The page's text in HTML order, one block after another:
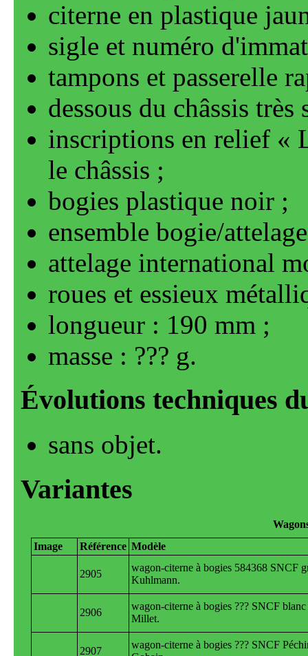
citerne en plastique
sigle et numéro
tampons et passerelle
dessous du châssis
inscriptions en relief
le châssis
bogies plastique noir
ensemble bogie/
attelage international
roues et essieux
longueur : 190 mm
masse : ??? g
sans objet
2905
wagon-citerne à bogies 584368 SNCF
Kuhlmann.
2906
wagon-citerne à bogies ??? SNCF
Millet.
2907
wagon-citerne à bogies ??? SNCF